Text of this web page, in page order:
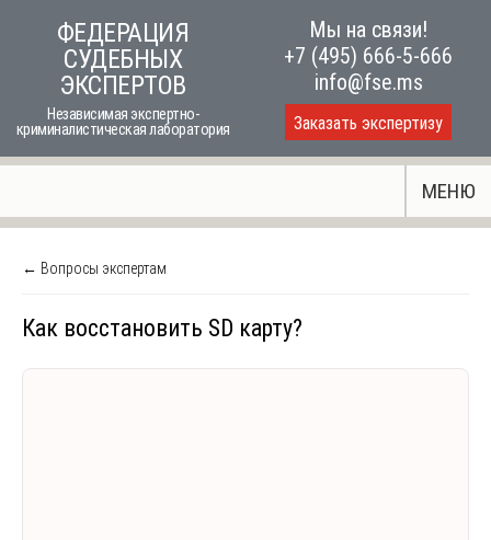
ФЕДЕРАЦИЯ
СУДЕБНЫХ
ЭКСПЕРТОВ
Независимая экспертно-
криминалистическая лаборатория
Мы на связи!
+7 (495) 666-5-666
info@fse.ms
Заказать экспертизу
МЕНЮ
← Вопросы экспертам
Как восстановить SD карту?